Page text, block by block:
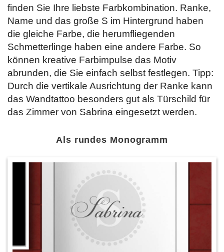
finden Sie Ihre liebste Farbkombination. Ranke,
Name und das große S im Hintergrund haben
die gleiche Farbe, die herumfliegenden
Schmetterlinge haben eine andere Farbe. So
können kreative Farbimpulse das Motiv
abrunden, die Sie einfach selbst festlegen. Tipp:
Durch die vertikale Ausrichtung der Ranke kann
das Wandtattoo besonders gut als Türschild für
das Zimmer von Sabrina eingesetzt werden.
Als rundes Monogramm